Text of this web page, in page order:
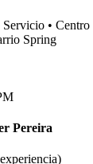
Servicio •
Spring
Pereira